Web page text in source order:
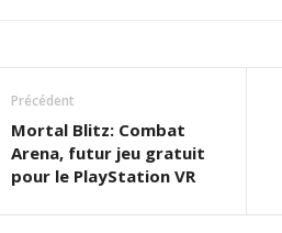
Précédent
Mortal Blitz: Combat
Arena, futur jeu gratuit
pour le PlayStation VR